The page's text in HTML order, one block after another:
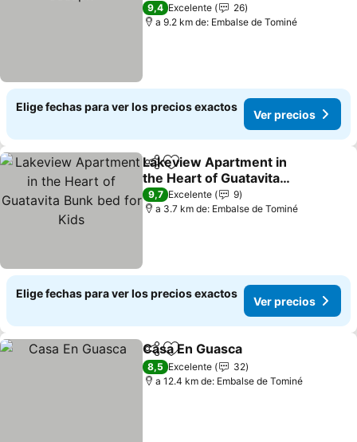
9,4 Excelente
26
a 9.2 km de: Embalse de Tominé
Elige fechas para ver los precios exactos
Ver precios
CompartirAgregar a favoritos
Lakeview Apartment in
the Heart of Guatavita
Bunk bed for Kids
9,7 Excelente
9
a 3.7 km de: Embalse de Tominé
Elige fechas para ver los precios exactos
Ver precios
CompartirAgregar a favoritos
Casa En Guasca
8,5 Excelente
32
a 12.4 km de: Embalse de Tominé